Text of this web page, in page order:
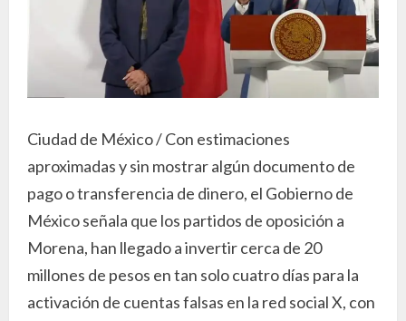
Ciudad de México / Con estimaciones
aproximadas y sin mostrar algún documento de
pago o transferencia de dinero, el Gobierno de
México señala que los partidos de oposición a
Morena, han llegado a invertir cerca de 20
millones de pesos en tan solo cuatro días para la
activación de cuentas falsas en la red social X, con